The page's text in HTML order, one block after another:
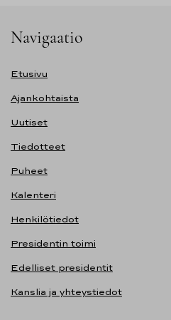
Navigaatio
Etusivu
Ajankohtaista
Uutiset
Tiedotteet
Puheet
Kalenteri
Henkilötiedot
Presidentin toimi
Edelliset presidentit
Kanslia ja yhteystiedot